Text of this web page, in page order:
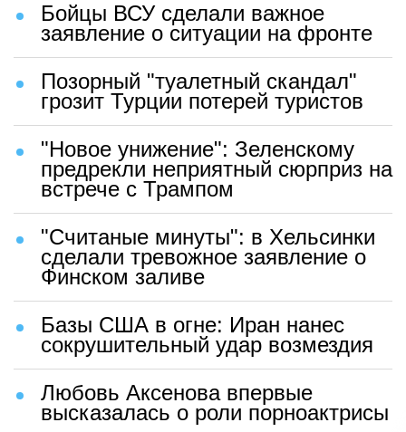
Бойцы ВСУ сделали важное
заявление о ситуации на фронте
Позорный "туалетный скандал"
грозит Турции потерей туристов
"Новое унижение": Зеленскому
предрекли неприятный сюрприз на
встрече с Трампом
"Считаные минуты": в Хельсинки
сделали тревожное заявление о
Финском заливе
Базы США в огне: Иран нанес
сокрушительный удар возмездия
Любовь Аксенова впервые
высказалась о роли порноактрисы